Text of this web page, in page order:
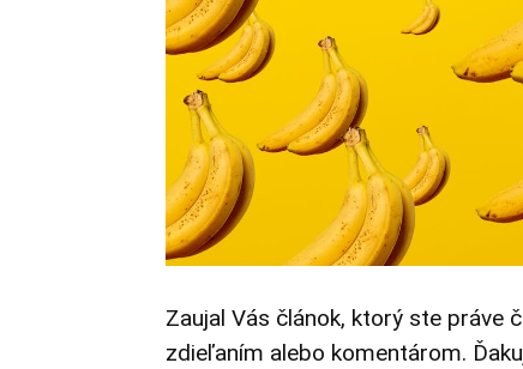
Zaujal Vás článok, ktorý ste práve
zdieľaním alebo komentárom.